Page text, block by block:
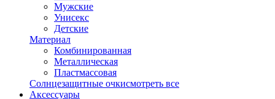
Мужские
Унисекс
Детские
Материал
Комбинированная
Металлическая
Пластмассовая
Солнцезащитные очкисмотреть все
Аксессуары